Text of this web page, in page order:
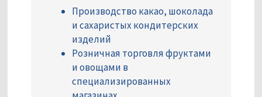
Производство какао, шоколада
и сахаристых кондитерских
изделий
Розничная торговля фруктами
и овощами в
специализированных